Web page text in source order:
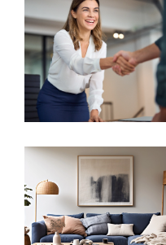
confiance
Transaction
ChezAgence du Courreau
Nous nous engageons
maximale à travers nos
maison, un
nous mettons en place
personnalisées pour
potentiels.